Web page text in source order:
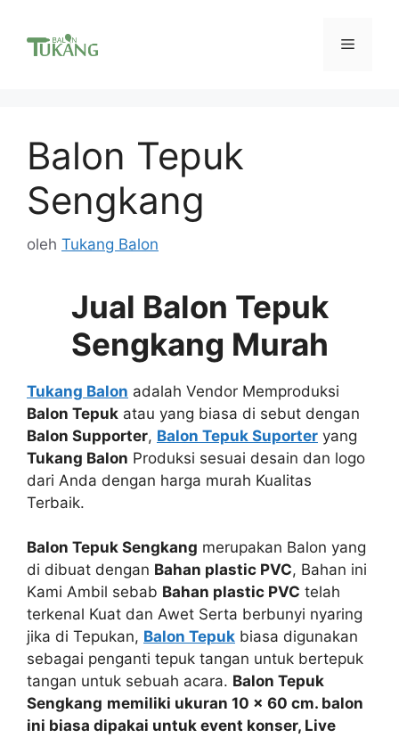
Menu
Balon Tepuk
Sengkang
oleh Tukang Balon
Jual Balon Tepuk
Sengkang Murah
Tukang Balon adalah Vendor Memproduksi
Balon Tepuk atau yang biasa di sebut dengan
Balon Supporter, Balon Tepuk Suporter yang
Tukang Balon Produksi sesuai desain dan logo
dari Anda dengan harga murah Kualitas
Terbaik.
Balon Tepuk Sengkang merupakan Balon yang
di dibuat dengan Bahan plastic PVC, Bahan ini
Kami Ambil sebab Bahan plastic PVC telah
terkenal Kuat dan Awet Serta berbunyi nyaring
jika di Tepukan, Balon Tepuk biasa digunakan
sebagai penganti tepuk tangan untuk bertepuk
tangan untuk sebuah acara. Balon Tepuk
Sengkang memiliki ukuran 10 x 60 cm. balon
ini biasa dipakai untuk event konser, Live